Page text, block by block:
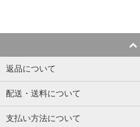
返品について
配送・送料について
支払い方法について